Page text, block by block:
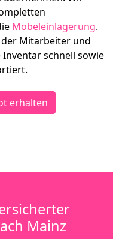
Möbeleinlagerung.
der Mitarbeiter und
schnell sowie
erhalten
Mainz